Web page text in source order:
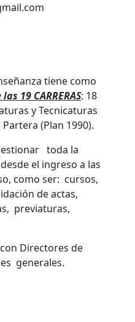
tiene como
19 CARRERAS: 18
y Tecnicaturas
(Plan 1990).
toda la
el ingreso a las
como ser: cursos,
de actas,
previaturas,
Directores de
generales.